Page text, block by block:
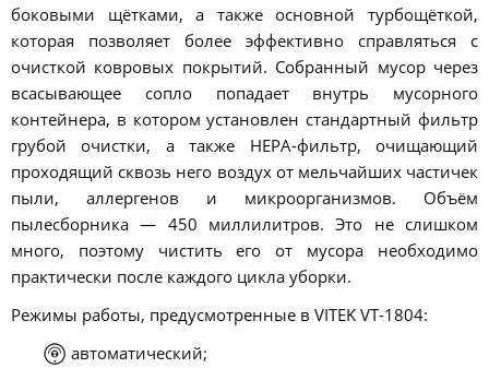
боковыми щётками, а также основной турбощёткой,
которая позволяет более эффективно справляться с
очисткой ковровых покрытий. Собранный мусор через
всасывающее сопло попадает внутрь мусорного
контейнера, в котором установлен стандартный фильтр
грубой очистки, а также НЕРА-фильтр, очищающий
проходящий сквозь него воздух от мельчайших частичек
пыли, аллергенов и микроорганизмов. Объём
пылесборника — 450 миллилитров. Это не слишком
много, поэтому чистить его от мусора необходимо
практически после каждого цикла уборки.
Режимы работы, предусмотренные в VITEK VT-1804:
автоматический;